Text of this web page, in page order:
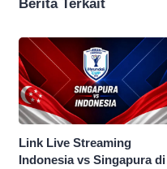
Berita Terkait
Link Live Streaming
Indonesia vs Singapura di